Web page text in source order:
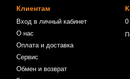
Клиентам
Вход в личный кабинет
О нас
Оплата и доставка
Сервис
Обмен и возврат
0